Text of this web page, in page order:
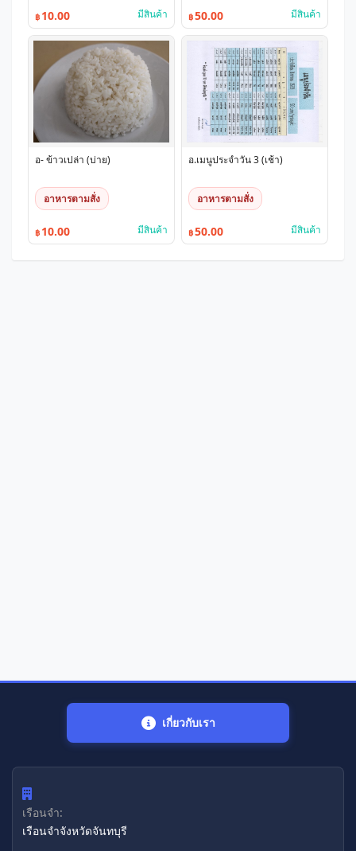
฿ 10.00 มีสินค้า ฿50.00 มีสินค้า
อ- ข้าวเปล่า (บ่าย)
อาหารตามสั่ง
฿ 10.00 มีสินค้า
อ.เมนูประจำวัน 3 (เช้า)
อาหารตามสั่ง
฿50.00 มีสินค้า
เกี่ยวกับเรา
เรือนจำ:
เรือนจำจังหวัดจันทบุรี